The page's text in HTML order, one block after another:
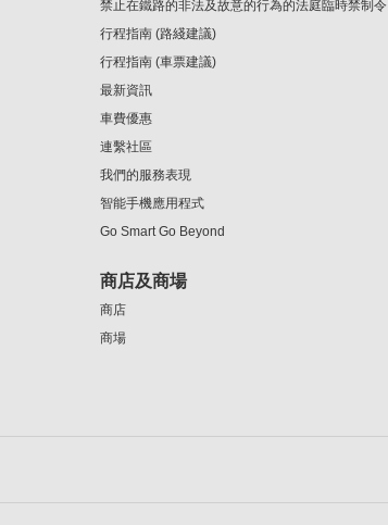
禁止在鐵路的非法及故意的行為的法庭臨時禁制令
行程指南 (路綫建議)
行程指南 (車票建議)
最新資訊
車費優惠
連繫社區
我們的服務表現
智能手機應用程式
Go Smart Go Beyond
商店及商場
商店
商場